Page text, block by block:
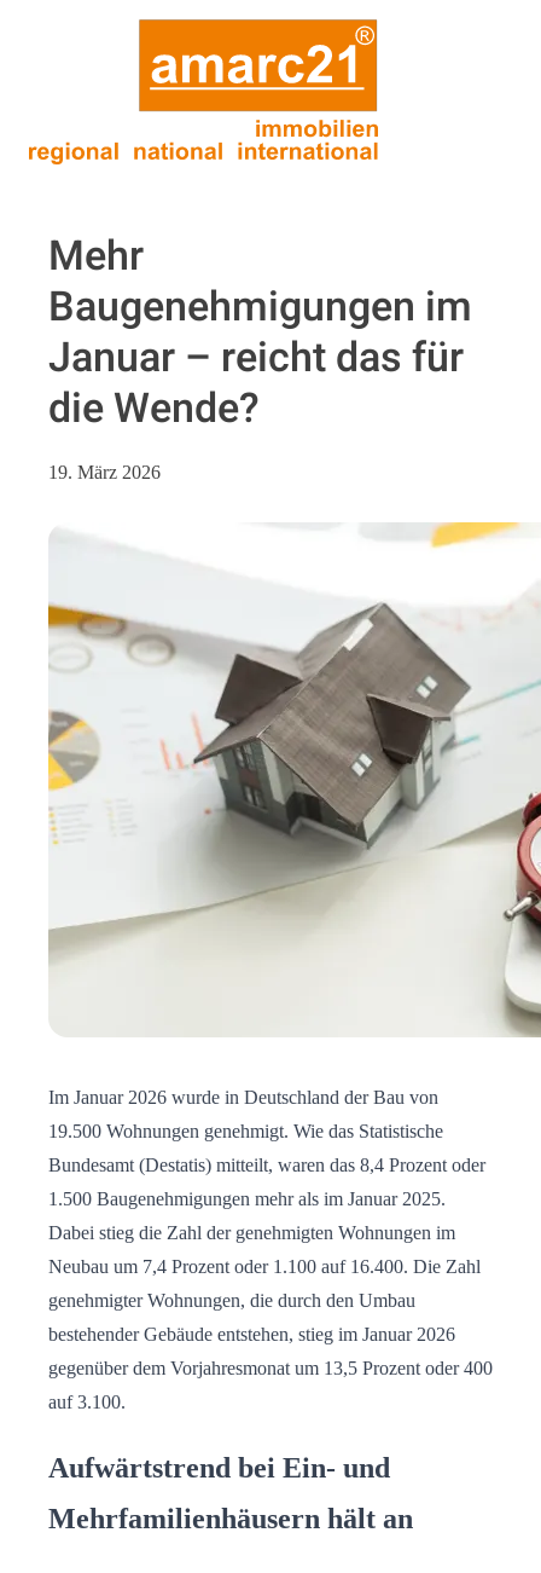
Mehr
Baugenehmigungen im
Januar – reicht das für
die Wende?
19. März 2026
Im Januar 2026 wurde in Deutschland der Bau von
19.500 Wohnungen genehmigt. Wie das Statistische
Bundesamt (Destatis) mitteilt, waren das 8,4 Prozent oder
1.500 Baugenehmigungen mehr als im Januar 2025.
Dabei stieg die Zahl der genehmigten Wohnungen im
Neubau um 7,4 Prozent oder 1.100 auf 16.400. Die Zahl
genehmigter Wohnungen, die durch den Umbau
bestehender Gebäude entstehen, stieg im Januar 2026
gegenüber dem Vorjahresmonat um 13,5 Prozent oder 400
auf 3.100.
Aufwärtstrend bei Ein- und
Mehrfamilienhäusern hält an